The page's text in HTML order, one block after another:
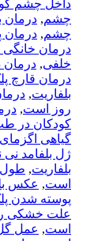
داخل چشم
چشم, درمان
چشم,
درمان
خلفی, درمان
درمان قارچ
بلفاریت,
روز است,
کودکان در
گیاهی
ژل بلفامد
بلفاریت, طول
است, عکس
پوسته شدن
علت خشکی
است, عمل